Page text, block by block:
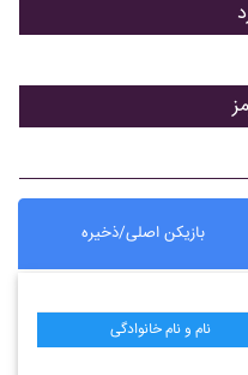
بازیکن اصلی/ذخیره
نام و نام خانوادگی